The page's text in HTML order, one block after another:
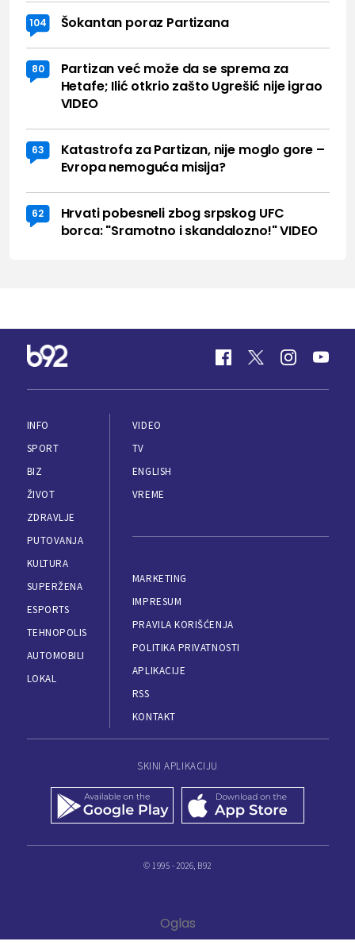
104 Šokantan poraz Partizana
80
Partizan već može da se sprema za
Hetafe; Ilić otkrio zašto Ugrešić nije igrao
VIDEO
63
Katastrofa za Partizan, nije moglo gore –
Evropa nemoguća misija?
62
Hrvati pobesneli zbog srpskog UFC
borca: "Sramotno i skandalozno!" VIDEO
INFO
SPORT
BIZ
ŽIVOT
ZDRAVLJE
PUTOVANJA
KULTURA
SUPERŽENA
ESPORTS
TEHNOPOLIS
AUTOMOBILI
LOKAL
VIDEO
TV
ENGLISH
VREME
MARKETING
IMPRESUM
PRAVILA KORIŠĆENJA
POLITIKA PRIVATNOSTI
APLIKACIJE
RSS
KONTAKT
SKINI APLIKACIJU
© 1995 - 2026, B92